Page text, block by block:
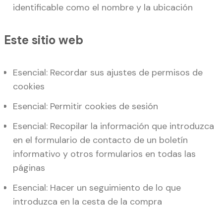
identificable como el nombre y la ubicación
Este sitio web
Esencial: Recordar sus ajustes de permisos de
cookies
Esencial: Permitir cookies de sesión
Esencial: Recopilar la información que introduzca
en el formulario de contacto de un boletín
informativo y otros formularios en todas las
páginas
Esencial: Hacer un seguimiento de lo que
introduzca en la cesta de la compra